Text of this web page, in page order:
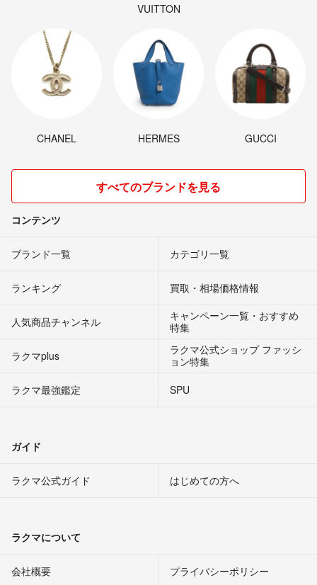
VUITTON
CHANEL HERMES GUCCI
すべてのブランドを見る
コンテンツ
ブランド一覧 カテゴリ一覧
ランキング 買取・相場価格情報
人気商品チャンネル
キャンペーン一覧・おすすめ
特集
ラクマplus
ラクマ公式ショップ ファッシ
ョン特集
ラクマ最強鑑定
SPU
ガイド
ラクマ公式ガイド はじめての方へ
ラクマについて
会社概要 プライバシーポリシー